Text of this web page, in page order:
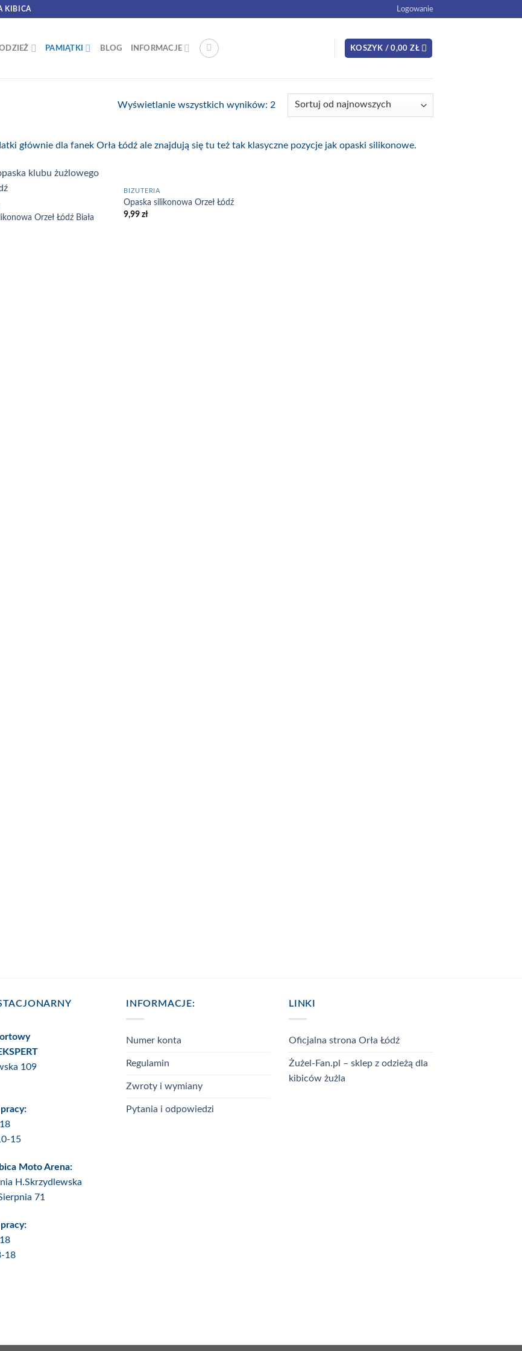
KIBICA Logowanie
PAMIĄTKI BLOG INFORMACJE KOSZYK /0,00ZŁ
Wyświetlanie wszystkich wyników: 2
głównie dla fanek Orła Łódź ale znajdują się tu też tak klasyczne pozycje jak opaski silikonowe.
Orzeł Łódź Biała
BRAK W MAGAZYNIE
BIŻUTERIA
Opaska silikonowa Orzeł Łódź
9,99zł
109
15
Moto Arena:
H.Skrzydlewska
71
18
INFORMACJE:
Numer konta
Regulamin
Zwroty i wymiany
Pytania i odpowiedzi
LINKI
Oficjalna strona Orła Łódź
Żużel-Fan.pl – sklep z odzieżą dla
kibiców żużla